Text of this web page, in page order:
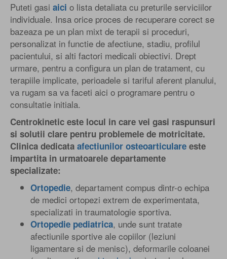
Puteti gasi aici o lista detaliata cu preturile serviciilor
individuale. Insa orice proces de recuperare corect se
bazeaza pe un plan mixt de terapii si proceduri,
personalizat in functie de afectiune, stadiu, profilul
pacientului, si alti factori medicali obiectivi. Drept
urmare, pentru a configura un plan de tratament, cu
terapiile implicate, perioadele si tariful aferent planului,
va rugam sa va faceti aici o programare pentru o
consultatie initiala.
Centrokinetic este locul in care vei gasi raspunsuri
si solutii clare pentru problemele de motricitate.
Clinica dedicata afectiunilor osteoarticulare este
impartita in urmatoarele departamente
specializate:
Ortopedie, departament compus dintr-o echipa
de medici ortopezi extrem de experimentata,
specializati in traumatologie sportiva.
Ortopedie pediatrica, unde sunt tratate
afectiunile sportive ale copiilor (leziuni
ligamentare si de menisc), deformarile coloanei